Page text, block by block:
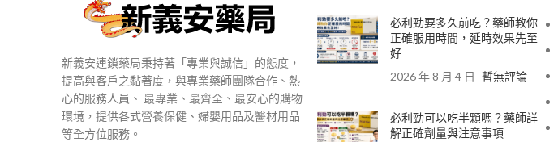
新義安連鎖藥局秉持著「專業與誠信」的態度，
提高與客戶之黏著度，與專業藥師團隊合作、熱
心的服務人員、 最專業、最齊全、最安心的購物
環境，提供各式營養保健、婦嬰用品及醫材用品
等全方位服務。
必利勁要多久前吃？藥師教你
正確服用時間，延時效果先至
好
2026 年 8 月 4 日 暫無評論
必利勁可以吃半顆嗎？藥師詳
解正確劑量與注意事項